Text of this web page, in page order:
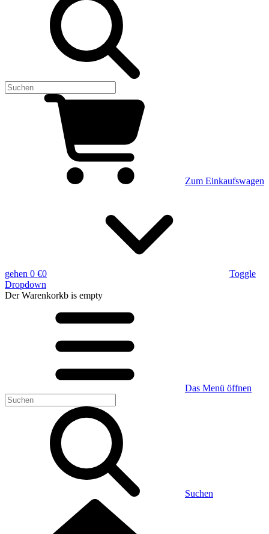
Zum Einkaufswagen
gehen 0 €0
Toggle
Dropdown
Der Warenkorkb is empty
Das Menü öffnen
Suchen